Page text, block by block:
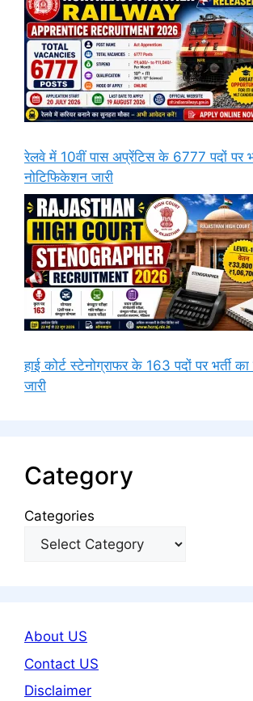
रेलवे में 10वीं पास अप्रेंटिस के 6777 पदों पर
नोटिफिकेशन जारी
हाई कोर्ट स्टेनोग्राफर के 163 पदों पर भर्ती
जारी
Category
Categories
About US
Contact US
Disclaimer